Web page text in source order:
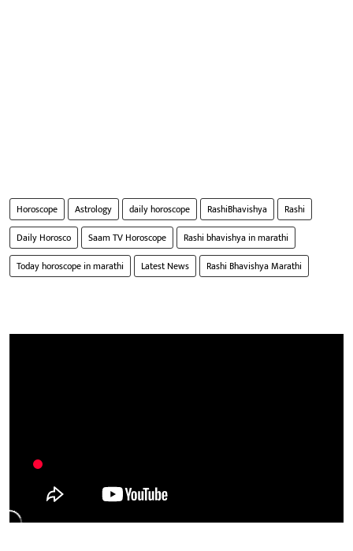
Horoscope Astrology daily horoscope RashiBhavishya
Rashi
Daily Horosco
Saam TV Horoscope
Rashi bhavishya in marathi
Today horoscope in marathi
Latest News Rashi Bhavishya Marathi